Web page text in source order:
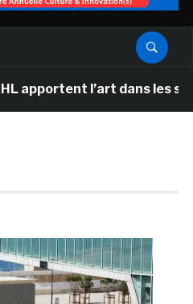
l’art dans les